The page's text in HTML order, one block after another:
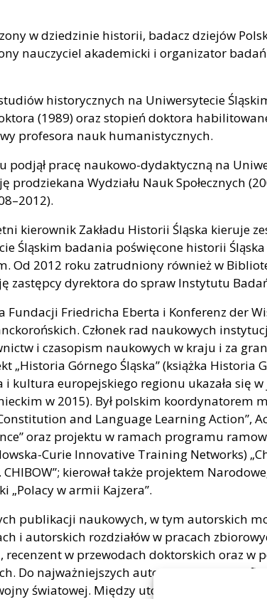
w dziedzinie historii, badacz dziejów
nauczyciel akademicki i organizator
historycznych na Uniwersytecie
(1989) oraz stopień doktora
profesora nauk humanistycznych.
podjął pracę naukowo-dydaktyczną na
prodziekana Wydziału Nauk Społecznych
kierownik Zakładu Historii Śląska kieruje
Śląskim badania poświęcone historii
Od 2012 roku zatrudniony również w
zastępcy dyrektora do spraw Instytutu
Fundacji Friedricha Eberta i Konferenz der
Członek rad naukowych
i czasopism naukowych w kraju i za
„Historia Górnego Śląska” (książka Historia
i kultura europejskiego regionu ukazała się
w 2015). Był polskim koordynatorem
and Language Learning Action”,
oraz projektu w ramach programu
Curie Innovative Training Networks)
kierował także projektem
„Polacy w armii Kajzera”.
publikacji naukowych, w tym autorskich
i autorskich rozdziałów w pracach
recenzent w przewodach doktorskich oraz
Do najważniejszych autorskich monografii
światowej. Między utopią niemieckiej